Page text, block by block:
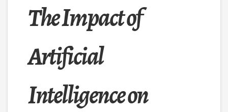
The Impact of
Artificial
Intelligence on